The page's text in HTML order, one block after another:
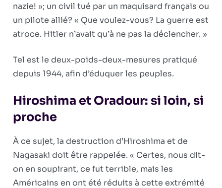
nazie! »; un civil tué par un maquisard français ou
un pilote allié? « Que voulez-vous? La guerre est
atroce. Hitler n’avait qu’à ne pas la déclencher. »
Tel est le deux-poids-deux-mesures pratiqué
depuis 1944, afin d’éduquer les peuples.
Hiroshima et Oradour: si loin, si
proche
À ce sujet, la destruction d’Hiroshima et de
Nagasaki doit être rappelée. « Certes, nous dit-
on en soupirant, ce fut terrible, mais les
Américains en ont été réduits à cette extrémité